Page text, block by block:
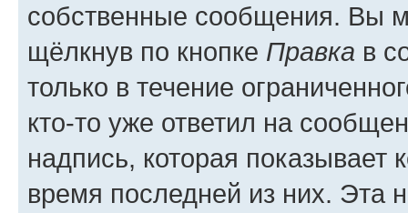
собственные сообщения. Вы
щёлкнув по кнопке Правка в
только в течение
кто-то уже ответил на
надпись, которая показывает
время последней из них. Эта